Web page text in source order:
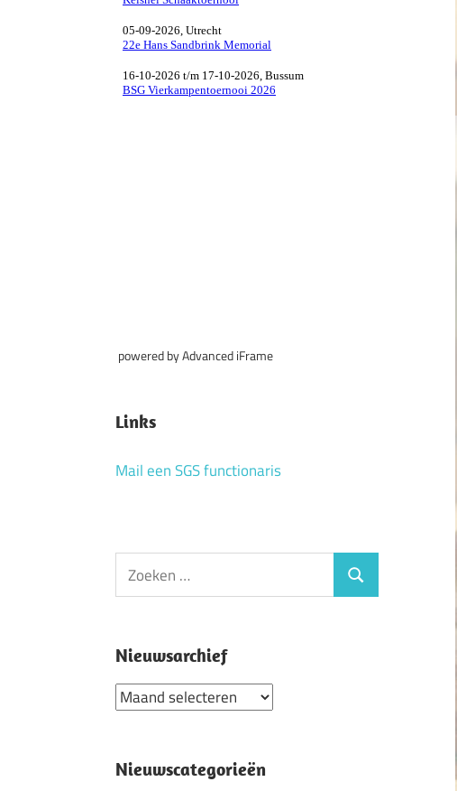
powered by Advanced iFrame
Links
Mail een SGS functionaris
Zoeken
naar:
Zoeken
Nieuwsarchief
Nieuwsarchief
Nieuwscategorieën